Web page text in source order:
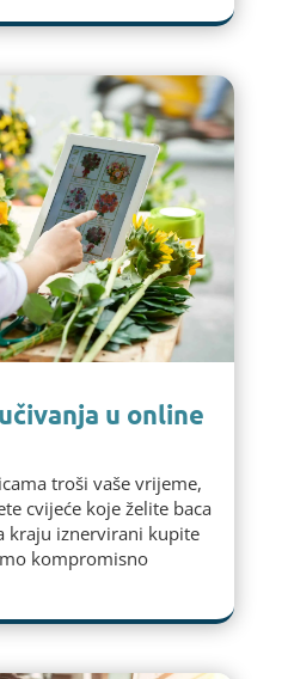
u online
troši vaše vrijeme,
cvijeće koje želite baca
kraju iznervirani kupite
kompromisno